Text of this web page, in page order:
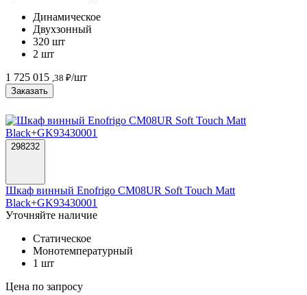
Динамическое
Двухзонный
320 шт
2 шт
1 725 015 ,38 ₽/шт
Заказать
298232
Шкаф винный Enofrigo CM08UR Soft Touch Matt
Black+GK93430001
Уточняйте наличие
Статическое
Монотемпературный
1 шт
Цена по запросу